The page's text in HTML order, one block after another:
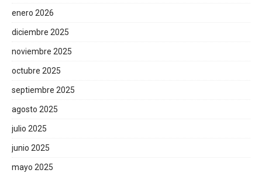
enero 2026
diciembre 2025
noviembre 2025
octubre 2025
septiembre 2025
agosto 2025
julio 2025
junio 2025
mayo 2025